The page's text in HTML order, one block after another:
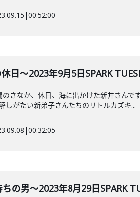
|00:52:00
日～2023年9月5日SPARK
のさなか、休日、海に出かけた新井さん
しがたい新弟子さんたちのリトルカズキ...
|00:32:05
の男～2023年8月29日SPARK